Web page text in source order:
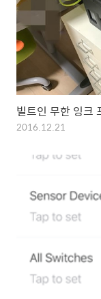
빌트인 무한 잉크
2016.12.21